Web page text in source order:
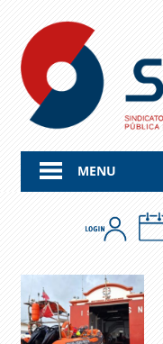
content
MENU